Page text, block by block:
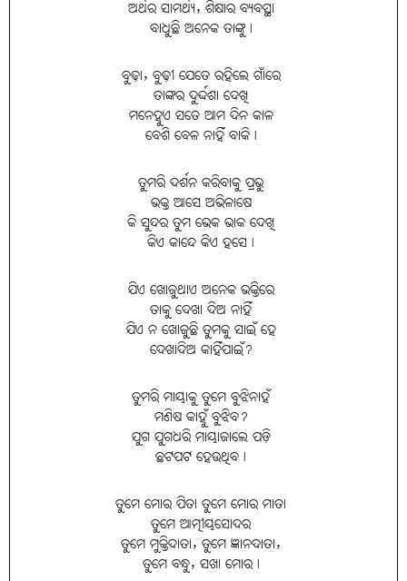
ଅର୍ଥର ସାମର୍ଥ୍ୟ, ଶିକ୍ଷାର ବ୍ୟବସ୍ଥା
ବାଧୁଛି ଅନେକ ତାଙ୍କୁ।
ବୁଢ଼ା, ବୁଢ଼ୀ ଯେତେ ରହିଲେ ଗାଁରେ
ତାଙ୍କର ଦୁର୍ଦ୍ଦଶା ଦେଖି
ମନେହୁଏ ସତେ ଆମ ଦିନ କାଳ
ବେଶି ବେଳ ନାହିଁ ବାକି।
ତୁମରି ଦର୍ଶନ କରିବାକୁ ପ୍ରଭୁ
ଭକ୍ତ ଆସେ ଅଭିଳାଷେ
କି ସୁନ୍ଦର ତୁମ ଭେକ ଭାକ ଦେଖି
କିଏ କାନ୍ଦେ କିଏ ହସେ।
ଯିଏ ଖୋଜୁଥାଏ ଅନେକ ଭକ୍ତିରେ
ତାକୁ ଦେଖା ଦିଅ ନାହିଁ
ଯିଏ ନ ଖୋଜୁଛି ତୁମକୁ ସାଇଁ ହେ
ଦେଖାଦିଅ କାହିଁପାଇଁ?
ତୁମରି ମାୟାକୁ ତୁମେ ବୁଝିନାହଁ
ମଣିଷ କାହୁଁ ବୁଝିବ?
ଯୁଗ ଯୁଗଧରି ମାୟାଜାଲେ ପଡ଼ି
ଛଟପଟ ହେଉଥିବ।
ତୁମେ ମୋର ପିତା ତୁମେ ମୋର ମାତା
ତୁମେ ଆତ୍ମୀୟସୋଦର
ତୁମେ ମୁକ୍ତିଦାତା, ତୁମେ ଜ୍ଞାନଦାତା,
ତୁମେ ବନ୍ଧୁ, ସଖା ମୋର।